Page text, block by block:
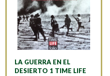
LA GUERRA EN EL
DESIERTO 1 TIME LIFE